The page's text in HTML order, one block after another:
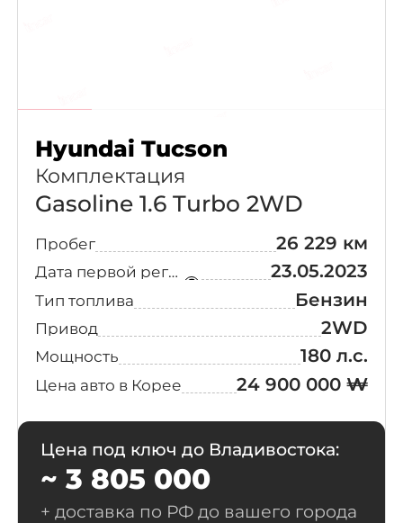
Hyundai Tucson
Комплектация
Gasoline 1.6 Turbo 2WD
Пробег 26 229 км
Дата первой регистрации 23.05.2023
Тип топлива Бензин
Привод 2WD
Мощность 180 л.с.
Цена авто в Корее 24 900 000 ₩
Цена под ключ до Владивостока:
~ 3 805 000
+ доставка по РФ до вашего города